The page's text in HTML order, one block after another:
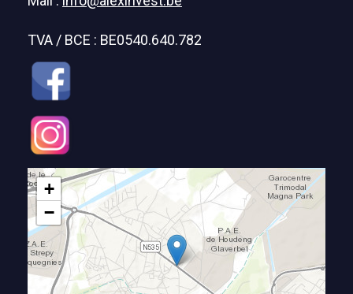
TVA / BCE : BE0540.640.782
+
−